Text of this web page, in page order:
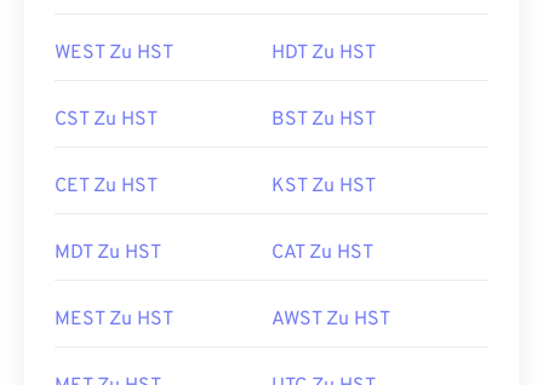
WEST Zu HST HDT Zu HST
CST Zu HST BST Zu HST
CET Zu HST KST Zu HST
MDT Zu HST CAT Zu HST
MEST Zu HST AWST Zu HST